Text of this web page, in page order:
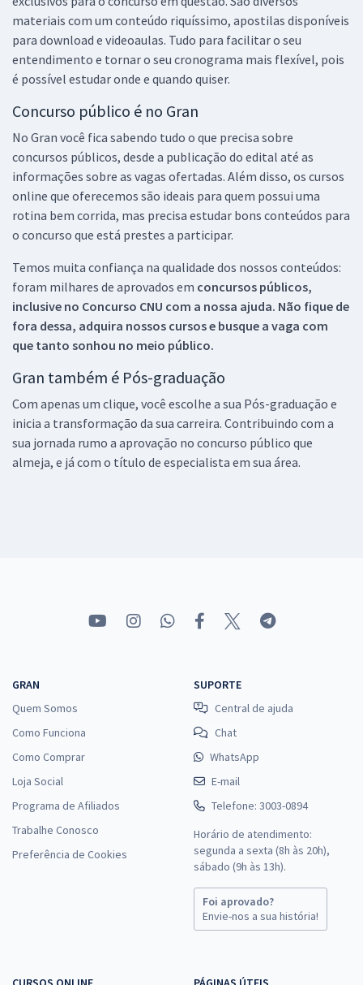
materiais com um conteúdo riquíssimo, apostilas disponíveis
para download e videoaulas. Tudo para facilitar o seu
entendimento e tornar o seu cronograma mais flexível, pois
é possível estudar onde e quando quiser.
Concurso público é no Gran
No Gran você fica sabendo tudo o que precisa sobre
concursos públicos, desde a publicação do edital até as
informações sobre as vagas ofertadas. Além disso, os cursos
online que oferecemos são ideais para quem possui uma
rotina bem corrida, mas precisa estudar bons conteúdos para
o concurso que está prestes a participar.
Temos muita confiança na qualidade dos nossos conteúdos:
foram milhares de aprovados em concursos públicos,
inclusive no Concurso CNU com a nossa ajuda. Não fique de
fora dessa, adquira nossos cursos e busque a vaga com
que tanto sonhou no meio público.
Gran também é Pós-graduação
Com apenas um clique, você escolhe a sua Pós-graduação e
inicia a transformação da sua carreira. Contribuindo com a
sua jornada rumo a aprovação no concurso público que
almeja, e já com o título de especialista em sua área.
GRAN
Quem Somos
Como Funciona
Como Comprar
Loja Social
Programa de Afiliados
Trabalhe Conosco
Preferência de Cookies
SUPORTE
Central de ajuda
Chat
WhatsApp
E-mail
Telefone: 3003-0894
Horário de atendimento:
segunda a sexta (8h às 20h),
sábado (9h às 13h).
Foi aprovado?
Envie-nos a sua história!